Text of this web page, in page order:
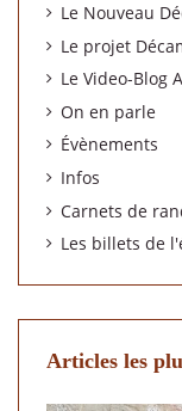
Le Nouveau
Le projet
Le Video-Blog
On en parle
Évènements
Infos
Carnets de
Les billets de
Articles les